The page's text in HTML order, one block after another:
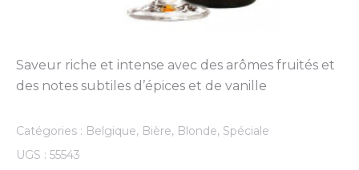
Saveur riche et intense avec des arômes fruités et
des notes subtiles d’épices et de vanille
Catégories : Belgique, Bière, Blonde, Spéciale
UGS : 55543